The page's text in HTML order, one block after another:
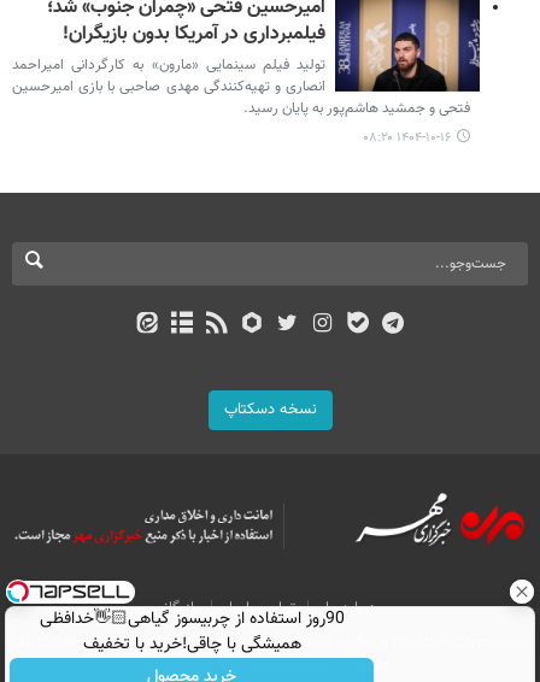
امیرحسین فتحی «چمران جنوب» شد؛
فیلمبرداری در آمریکا بدون بازیگران!
تولید فیلم سینمایی «مارون» به کارگردانی امیراحمد
انصاری و تهیه‌کنندگی مهدی صاحبی با بازی امیرحسین
فتحی و جمشید هاشم‌پور به پایان رسید.
۱۴۰۴-۱۰-۱۶ ۰۸:۲۰
نسخه دسکتاپ
درباره ما تماس با ما
بازرگانی
All Content by Mehr News Agency is licensed under a Creative Commons
Attribution 4.0 International License.
90روز استفاده از چربیسوز گیاهی👋🏻خدافظی
همیشگی با چاقی!خرید با تخفیف
خرید محصول